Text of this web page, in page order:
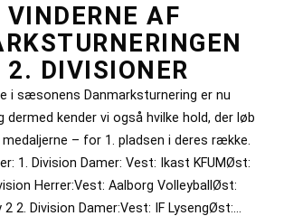
VINDERNE AF
2. DIVISIONER
i sæsonens Danmarksturnering er nu
dermed kender vi også hvilke hold, der løb
– for 1. pladsen i deres række.
1. Division Damer: Vest: Ikast KFUMØst:
Herrer:Vest: Aalborg VolleyballØst:
2. Division Damer:Vest: IF LysengØst:…